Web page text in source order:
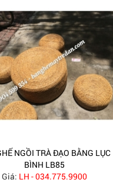
NGỒI TRÀ ĐẠO BẰNG LỤC
BÌNH LB85
Giá: LH - 034.775.9900